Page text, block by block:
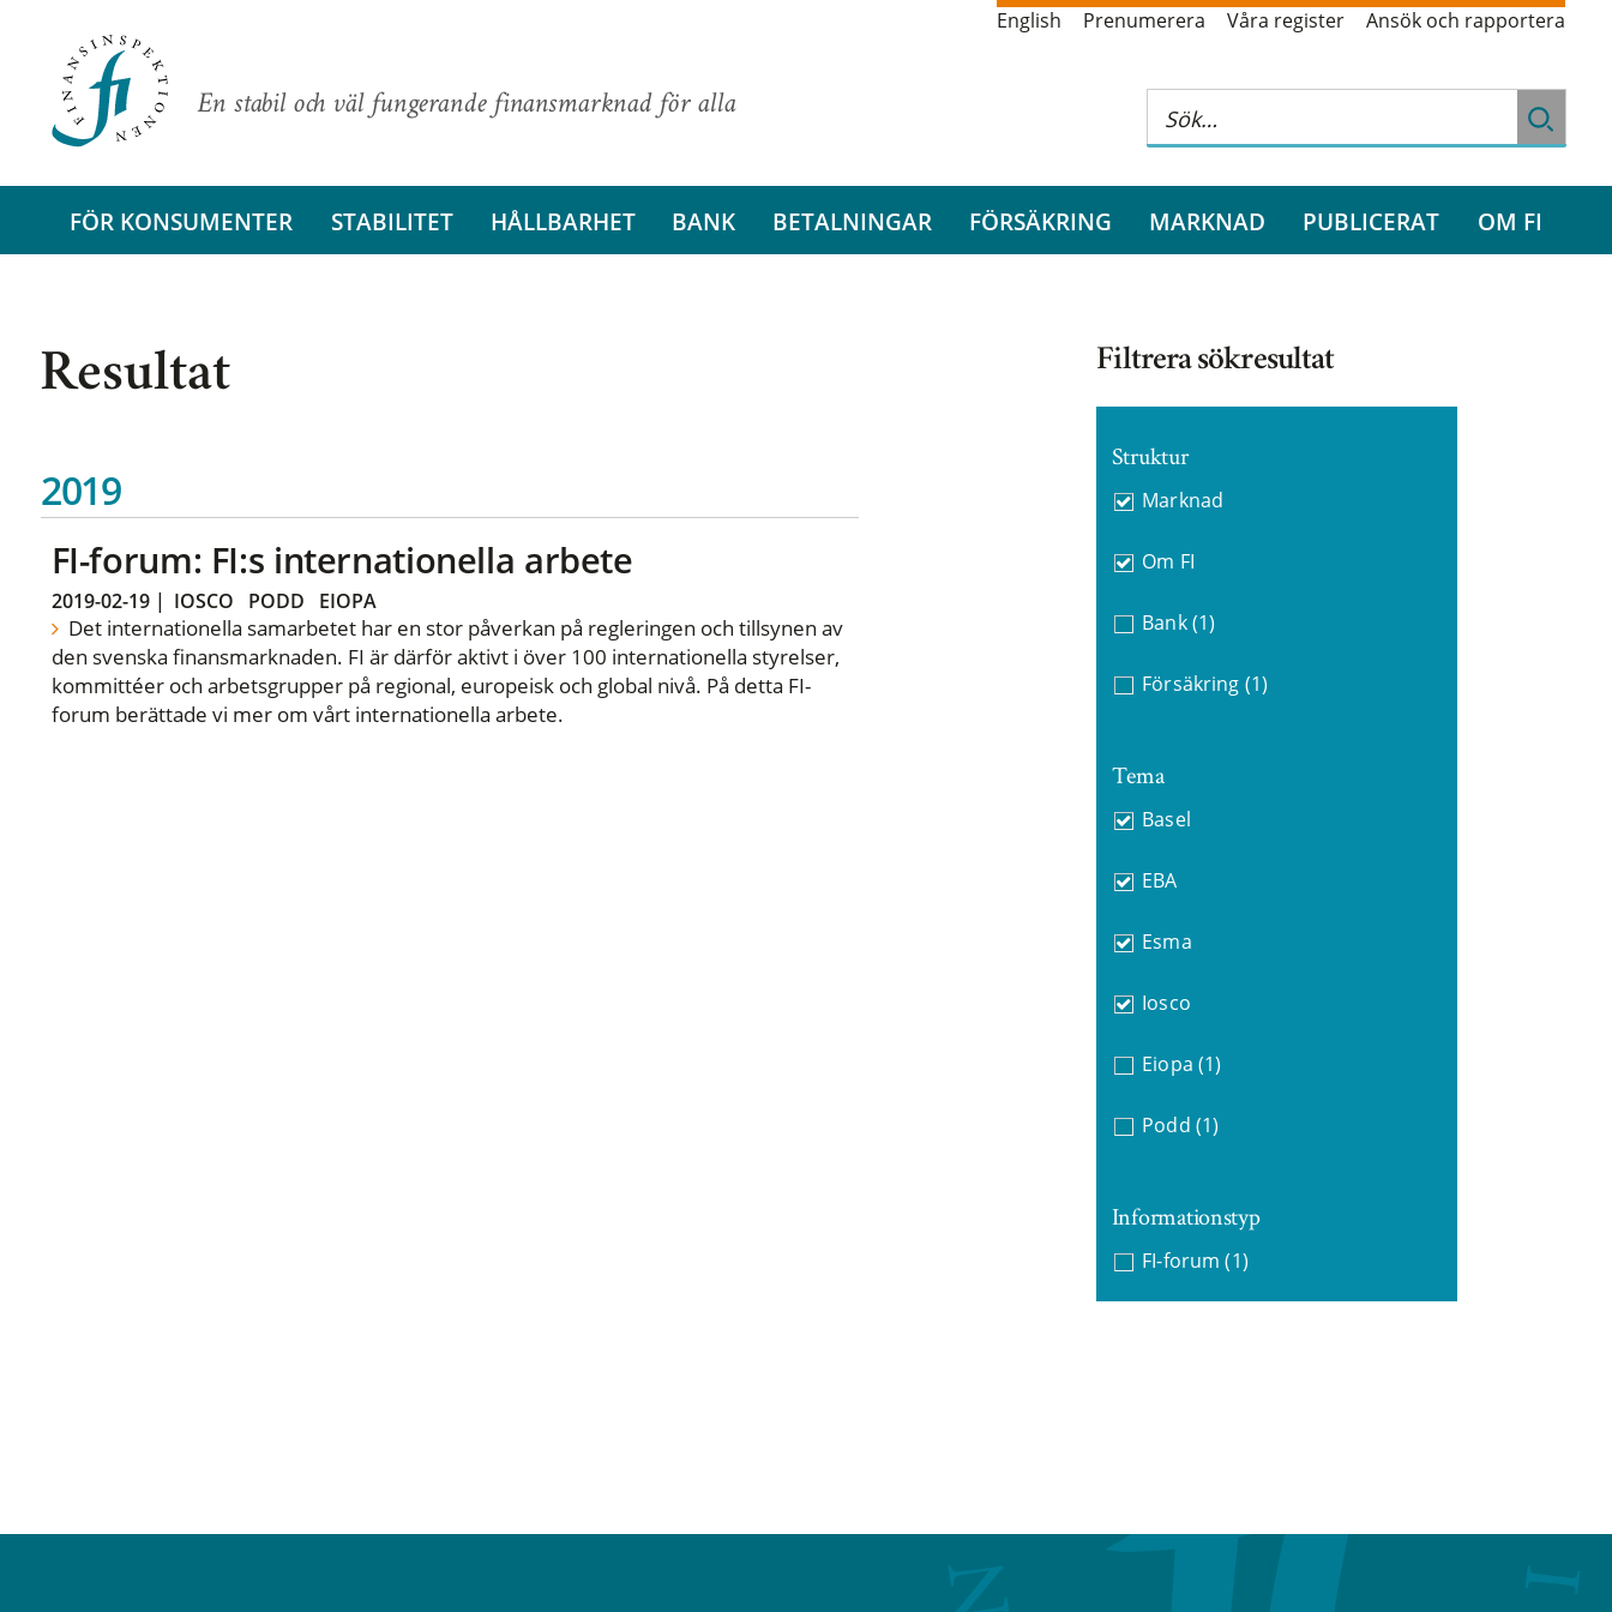
En stabil och väl fungerande finansmarknad för alla
English Prenumerera Våra register Ansök och rapportera
FÖR KONSUMENTER STABILITET HÅLLBARHET BANK BETALNINGAR FÖRSÄKRING MARKNAD PUBLICERAT OM FI
Resultat
2019
FI-forum: FI:s internationella arbete
2019-02-19| IOSCO PODD EIOPA
Det internationella samarbetet har en stor påverkan på regleringen och tillsynen av
den svenska finansmarknaden. FI är därför aktivt i över 100 internationella styrelser,
kommittéer och arbetsgrupper på regional, europeisk och global nivå. På detta FI-
forum berättade vi mer om vårt internationella arbete.
Filtrera sökresultat
Struktur
Marknad
Om FI
Bank (1)
Försäkring (1)
Tema
Basel
EBA
Esma
Iosco
Eiopa (1)
Podd (1)
Informationstyp
FI-forum (1)